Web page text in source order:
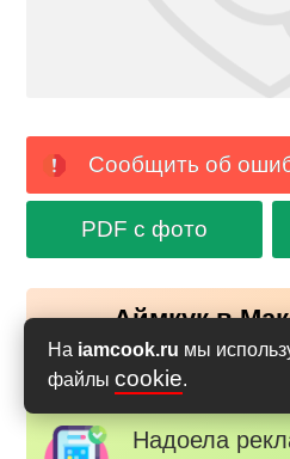
На iamcook.ru мы
файлы cookie.
Сообщить об
PDF с фото
Аймкук в
Новые рецепты и
Российском
Надоела